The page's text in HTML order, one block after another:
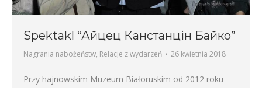
Spektakl “Айцец Канстанцін Байко”
Nagrania nabożeństw, Relacje z wydarzeń 26 kwietnia 2018
Przy hajnowskim Muzeum Białoruskim od 2012 roku